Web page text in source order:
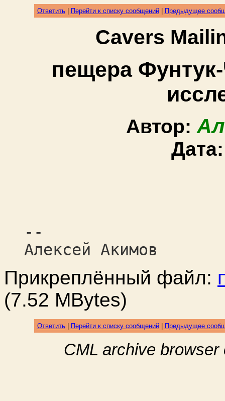
Ответить| Перейти к списку сообщений| Предыдущее
Cavers
пещера
Автор:
--
Алексей Акимов
Прикреплённый файл:
(7.52 MBytes)
Ответить| Перейти к списку сообщений| Предыдущее
CML archive